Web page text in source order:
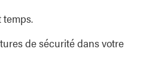
temps.
de sécurité dans votre